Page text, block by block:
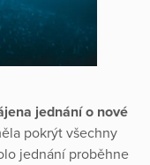
jednání o nové
pokrýt všechny
jednání proběhne